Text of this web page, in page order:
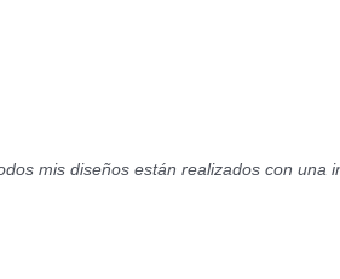
mis diseños están realizados con una